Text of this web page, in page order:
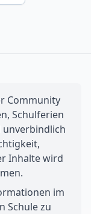
Community
Schulferien
unverbindlich
Inhalte wird
im
Schule zu